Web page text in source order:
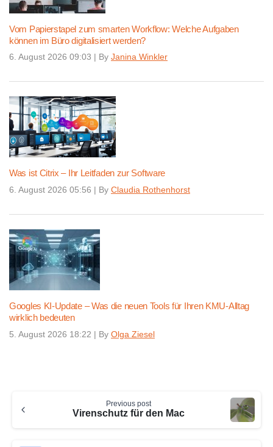
Vom Papierstapel zum smarten Workflow: Welche Aufgaben
können im Büro digitalisiert werden?
6. August 2026 09:03 | By Janina Winkler
Was ist Citrix – Ihr Leitfaden zur Software
6. August 2026 05:56 | By Claudia Rothenhorst
Googles KI-Update – Was die neuen Tools für Ihren KMU-Alltag
wirklich bedeuten
5. August 2026 18:22 | By Olga Ziesel
Reading
Previous post
Virenschutz für den Mac